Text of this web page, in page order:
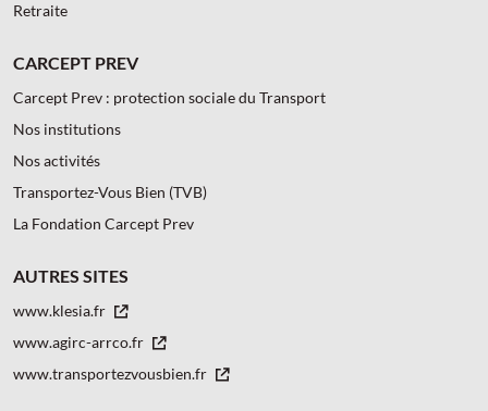
Retraite
CARCEPT PREV
Carcept Prev : protection sociale du Transport
Nos institutions
Nos activités
Transportez-Vous Bien (TVB)
La Fondation Carcept Prev
AUTRES SITES
www.klesia.fr
www.agirc-arrco.fr
www.transportezvousbien.fr